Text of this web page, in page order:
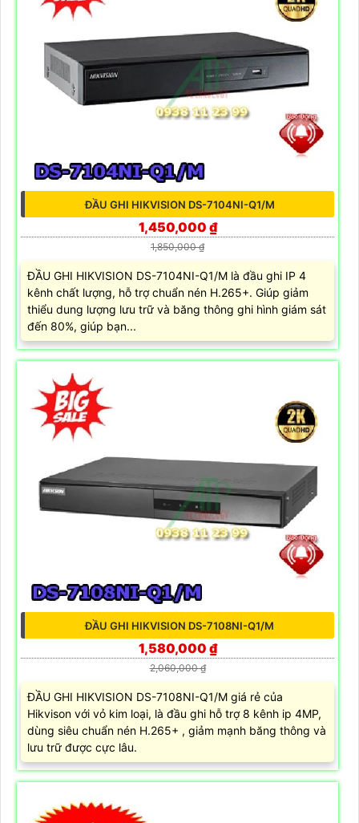
ĐẦU GHI HIKVISION DS-7104NI-Q1/M
1,450,000 ₫
1,850,000 ₫
ĐẦU GHI HIKVISION DS-7104NI-Q1/M là đầu ghi IP 4
kênh chất lượng, hỗ trợ chuẩn nén H.265+. Giúp giảm
thiểu dung lượng lưu trữ và băng thông ghi hình giám sát
đến 80%, giúp bạn...
ĐẦU GHI HIKVISION DS-7108NI-Q1/M
1,580,000 ₫
2,060,000 ₫
ĐẦU GHI HIKVISION DS-7108NI-Q1/M giá rẻ của
Hikvison với vỏ kim loại, là đầu ghi hỗ trợ 8 kênh ip 4MP,
dùng siêu chuẩn nén H.265+ , giảm mạnh băng thông và
lưu trữ được cực lâu.